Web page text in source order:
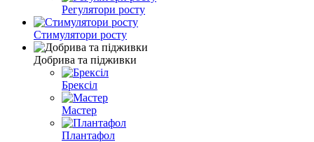
Регулятори росту
Стимулятори росту
Добрива та підживки
Брексіл
Мастер
Плантафол